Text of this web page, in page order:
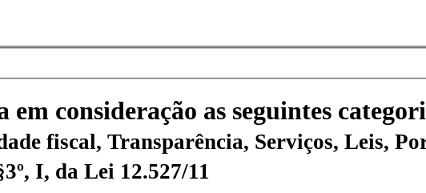
consideração as seguintes
fiscal, Transparência, Serviços, Leis,
I, da Lei 12.527/11